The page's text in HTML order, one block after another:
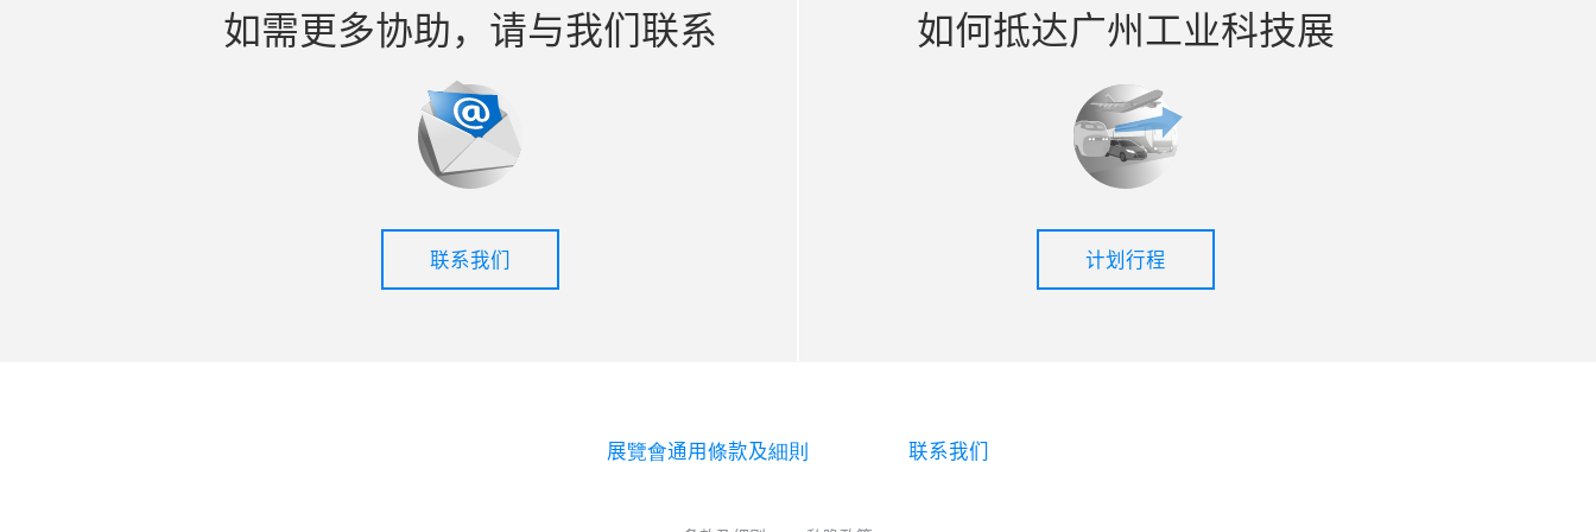
如需更多协助，请与我们联系
联系我们
如何抵达广州工业科技展
计划行程
展覽會通用條款及細則 联系我们